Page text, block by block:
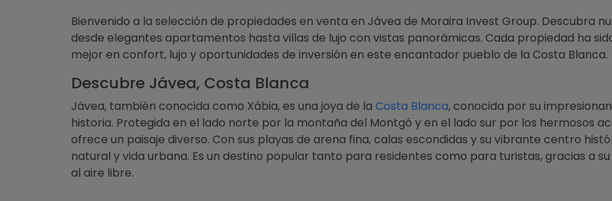
Bienvenido a la selección de propiedades en venta en Jávea de Moraira Invest Group. Descubra
desde elegantes apartamentos hasta villas de lujo con vistas panorámicas. Cada propiedad ha
mejor en confort, lujo y oportunidades de inversión en este encantador pueblo de la Costa Blanca.
Descubre Jávea, Costa Blanca
Jávea, también conocida como Xàbia, es una joya de la Costa Blanca, conocida por su
historia. Protegida en el lado norte por la montaña del Montgó y en el lado sur por los hermosos
ofrece un paisaje diverso. Con sus playas de arena fina, calas escondidas y su vibrante centro
natural y vida urbana. Es un destino popular tanto para residentes como para turistas, gracias a
al aire libre.